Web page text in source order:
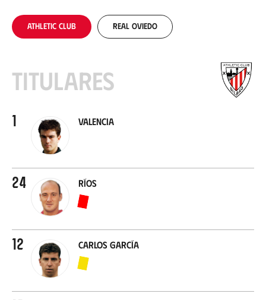
Athletic Club Real Oviedo
Titulares
1 Valencia
24 Ríos
12 Carlos García